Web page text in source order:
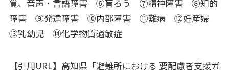
覚、音声・言語障害 ⑥盲ろう ⑦精神障害 ⑧知的
障害 ⑨発達障害 ⑩内部障害 ⑪難病 ⑫妊産婦
⑬乳幼児 ⑭化学物質過敏症
【引用URL】高知県「避難所における 要配慮者支援ガ